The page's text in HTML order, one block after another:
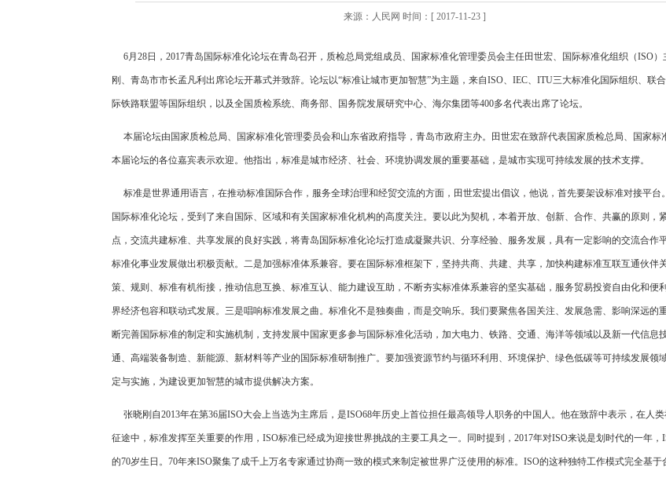
来源：人民网 时间：[ 2017-11-23 ]
6月28日，2017青岛国际标准化论坛在青岛召开，质检总局党组成员、国家标准化管理委员会主任田世宏、国际标准化组织（ISO）
刚、青岛市市长孟凡利出席论坛开幕式并致辞。论坛以“标准让城市更加智慧”为主题，来自ISO、IEC、ITU三大标准化国际组织、联
际铁路联盟等国际组织，以及全国质检系统、商务部、国务院发展研究中心、海尔集团等400多名代表出席了论坛。
本届论坛由国家质检总局、国家标准化管理委员会和山东省政府指导，青岛市政府主办。田世宏在致辞代表国家质检总局、国家标
本届论坛的各位嘉宾表示欢迎。他指出，标准是城市经济、社会、环境协调发展的重要基础，是城市实现可持续发展的技术支撑。
标准是世界通用语言，在推动标准国际合作，服务全球治理和经贸交流的方面，田世宏提出倡议，他说，首先要架设标准对接平台
国际标准化论坛，受到了来自国际、区域和有关国家标准化机构的高度关注。要以此为契机，本着开放、创新、合作、共赢的原则，
点，交流共建标准、共享发展的良好实践，将青岛国际标准化论坛打造成凝聚共识、分享经验、服务发展，具有一定影响的交流合作
标准化事业发展做出积极贡献。二是加强标准体系兼容。要在国际标准框架下，坚持共商、共建、共享，加快构建标准互联互通伙伴
策、规则、标准有机衔接，推动信息互换、标准互认、能力建设互助，不断夯实标准体系兼容的坚实基础，服务贸易投资自由化和便
界经济包容和联动式发展。三是唱响标准发展之曲。标准化不是独奏曲，而是交响乐。我们要聚焦各国关注、发展急需、影响深远的
断完善国际标准的制定和实施机制，支持发展中国家更多参与国际标准化活动，加大电力、铁路、交通、海洋等领域以及新一代信息
通、高端装备制造、新能源、新材料等产业的国际标准研制推广。要加强资源节约与循环利用、环境保护、绿色低碳等可持续发展领
定与实施，为建设更加智慧的城市提供解决方案。
张晓刚自2013年在第36届ISO大会上当选为主席后，是ISO68年历史上首位担任最高领导人职务的中国人。他在致辞中表示，在人
征途中，标准发挥至关重要的作用，ISO标准已经成为迎接世界挑战的主要工具之一。同时提到，2017年对ISO来说是划时代的一年，
的70岁生日。70年来ISO聚集了成千上万名专家通过协商一致的模式来制定被世界广泛使用的标准。ISO的这种独特工作模式完全基于